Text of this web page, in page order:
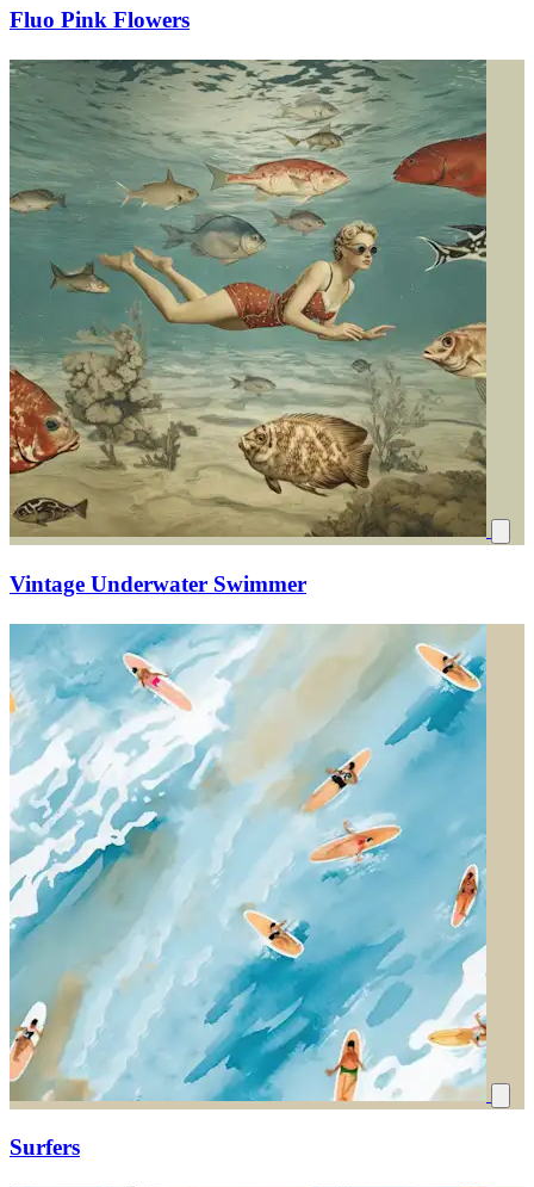
Fluo Pink Flowers
Vintage Underwater Swimmer
Surfers